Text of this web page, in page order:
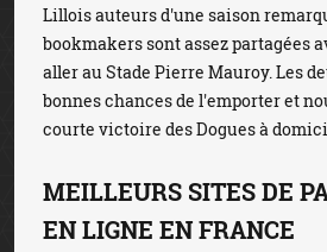
Lillois auteurs d'une saison
bookmakers sont assez partagées
aller au Stade Pierre Mauroy. Les
bonnes chances de l'emporter et
courte victoire des Dogues à
MEILLEURS SITES DE
EN LIGNE EN FRANCE